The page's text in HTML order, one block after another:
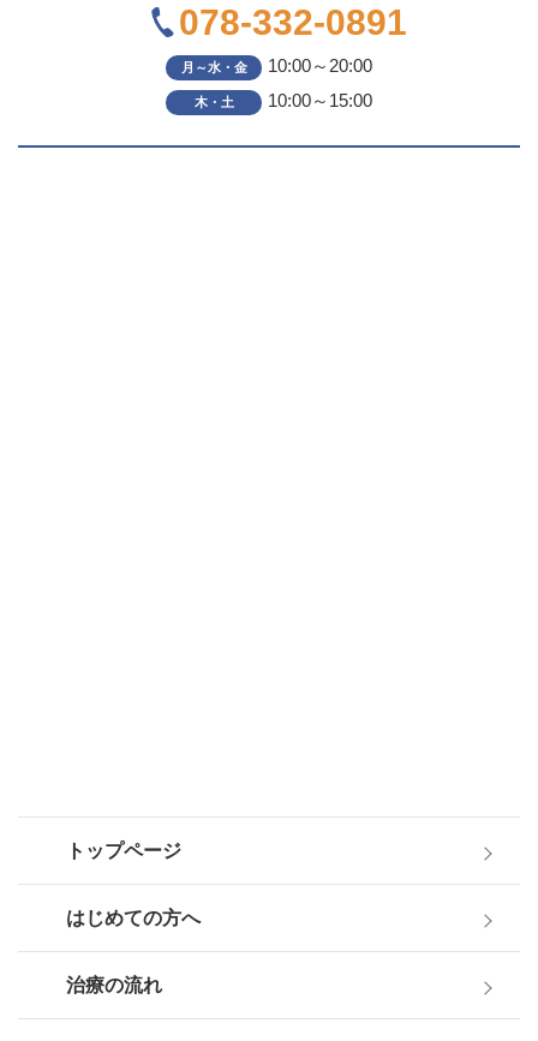
078-332-0891
月～水・金 10:00～20:00
木・土 10:00～15:00
トップページ
はじめての方へ
治療の流れ